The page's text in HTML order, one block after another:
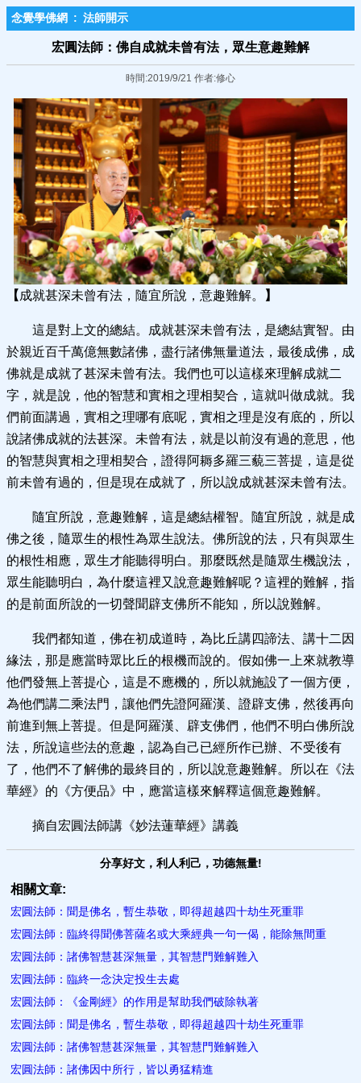
念覺學佛網 : 法師開示
宏圓法師：佛自成就未曾有法，眾生意趣難解
時間:2019/9/21 作者:修心
【 成就甚深未曾有法，隨宜所說，意趣難解。 】
這是對上文的總結。成就甚深未曾有法，是總結實智。由
於親近百千萬億無數諸佛，盡行諸佛無量道法，最後成佛，成
佛就是成就了甚深未曾有法。我們也可以這樣來理解成就二
字，就是說，他的智慧和實相之理相契合，這就叫做成就。我
們前面講過，實相之理哪有底呢，實相之理是沒有底的，所以
說諸佛成就的法甚深。未曾有法，就是以前沒有過的意思，他
的智慧與實相之理相契合，證得阿耨多羅三藐三菩提，這是從
前未曾有過的，但是現在成就了，所以說成就甚深未曾有法。
隨宜所說，意趣難解，這是總結權智。隨宜所說，就是成
佛之後，隨眾生的根性為眾生說法。佛所說的法，只有與眾生
的根性相應，眾生才能聽得明白。那麼既然是隨眾生機說法，
眾生能聽明白，為什麼這裡又說意趣難解呢？這裡的難解，指
的是前面所說的一切聲聞辟支佛所不能知，所以說難解。
我們都知道，佛在初成道時，為比丘講四諦法、講十二因
緣法，那是應當時眾比丘的根機而說的。假如佛一上來就教導
他們發無上菩提心，這是不應機的，所以就施設了一個方便，
為他們講二乘法門，讓他們先證阿羅漢、證辟支佛，然後再向
前進到無上菩提。但是阿羅漢、辟支佛們，他們不明白佛所說
法，所說這些法的意趣，認為自己已經所作已辦、不受後有
了，他們不了解佛的最終目的，所以說意趣難解。所以在《法
華經》的《方便品》中，應當這樣來解釋這個意趣難解。
摘自宏圓法師講《妙法蓮華經》講義
分享好文，利人利己，功德無量!
相關文章:
宏圓法師：聞是佛名，暫生恭敬，即得超越四十劫生死重罪
宏圓法師：臨終得聞佛菩薩名或大乘經典一句一偈，能除無間重
宏圓法師：諸佛智慧甚深無量，其智慧門難解難入
宏圓法師：臨終一念決定投生去處
宏圓法師：《金剛經》的作用是幫助我們破除執著
宏圓法師：聞是佛名，暫生恭敬，即得超越四十劫生死重罪
宏圓法師：諸佛智慧甚深無量，其智慧門難解難入
宏圓法師：諸佛因中所行，皆以勇猛精進